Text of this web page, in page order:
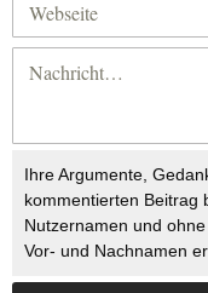
Ihre Argumente,
kommentierten Beitrag
Nutzernamen und
Vor- und Nachnamen